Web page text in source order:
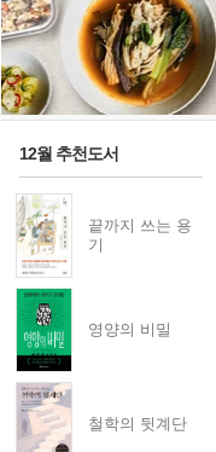
12월 추천도서
끝까지 쓰는 용
기
영양의 비밀
철학의 뒷계단